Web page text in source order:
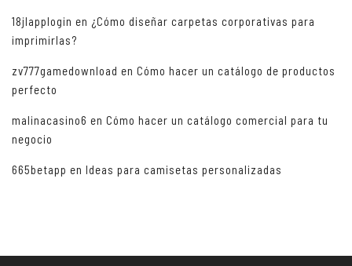
18jlapplogin en ¿Cómo diseñar carpetas corporativas para
imprimirlas?
zv777gamedownload en Cómo hacer un catálogo de productos
perfecto
malinacasino6 en Cómo hacer un catálogo comercial para tu
negocio
665betapp en Ideas para camisetas personalizadas